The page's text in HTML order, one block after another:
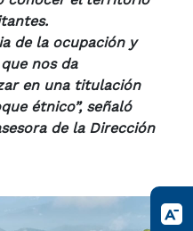
de la ocupación y
nos da
en una titulación
étnico”, señaló
de la Dirección